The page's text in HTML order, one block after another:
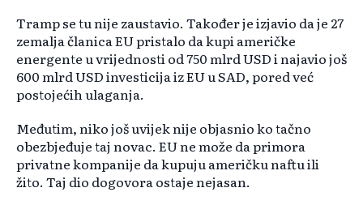
Tramp se tu nije zaustavio. Također je izjavio da je 27
zemalja članica EU pristalo da kupi američke
energente u vrijednosti od 750 mlrd USD i najavio još
600 mlrd USD investicija iz EU u SAD, pored već
postojećih ulaganja.
Međutim, niko još uvijek nije objasnio ko tačno
obezbjeđuje taj novac. EU ne može da primora
privatne kompanije da kupuju američku naftu ili
žito. Taj dio dogovora ostaje nejasan.